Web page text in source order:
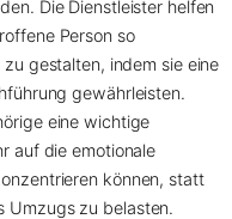
Die Dienstleister helfen
Person so
gestalten, indem sie eine
gewährleisten.
eine wichtige
auf die emotionale
können, statt
Umzugs zu belasten.